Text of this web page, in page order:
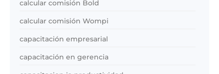
calcular comisión Bold
calcular comisión Wompi
capacitación empresarial
capacitación en gerencia